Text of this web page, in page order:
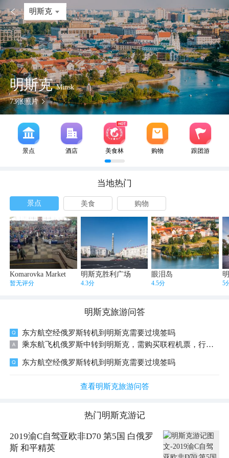
 明斯克
明斯克Minsk
73张照片
景点 酒店 美食林 购物 跟团游
当地热门
景点 美食 购物
Komarovka Market
暂无评分
明斯克胜利广场
4.3分
眼泪岛
4.5分 5
明斯克旅游问答
东方航空经俄罗斯转机到明斯克需要过境签吗
乘东航飞机俄罗斯中转到明斯克，需购买联程机票，行李运送到目的地，在俄罗斯无需过境签证。
东方航空经俄罗斯转机到明斯克需要过境签吗
查看明斯克旅游问答
热门明斯克游记
2019渝C自驾亚欧非D70 第5国 白俄罗
斯 和平精英